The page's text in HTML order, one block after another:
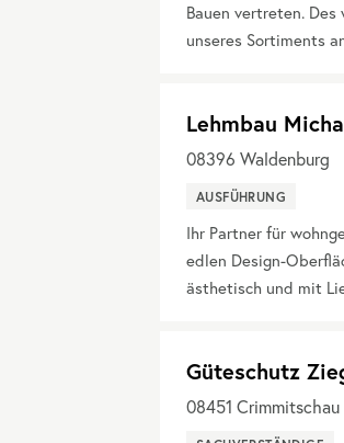
Bauen vertreten.
unseres Sortiments
Lehmbau
08396 Waldenburg
AUSFÜHRUNG
Ihr Partner für
edlen Design-
ästhetisch und mit
Güteschutz
08451 Crimmitschau